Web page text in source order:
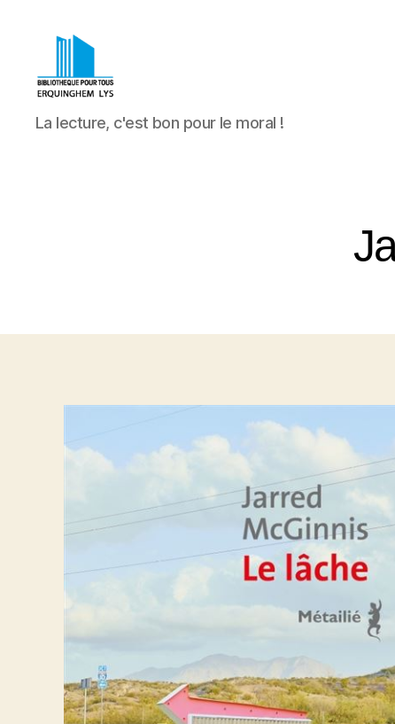
Bibliothèque
Pour
La lecture, c'est bon pour le moral !